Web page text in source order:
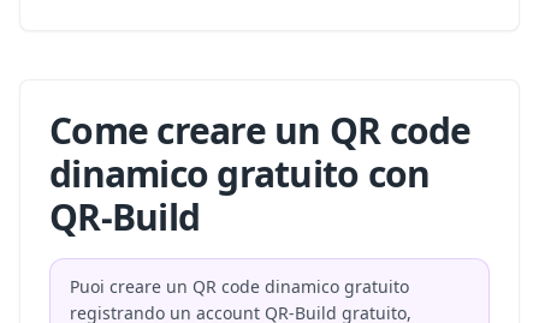
Come creare un QR code
dinamico gratuito con
QR-Build
Puoi creare un QR code dinamico gratuito
registrando un account QR-Build gratuito,